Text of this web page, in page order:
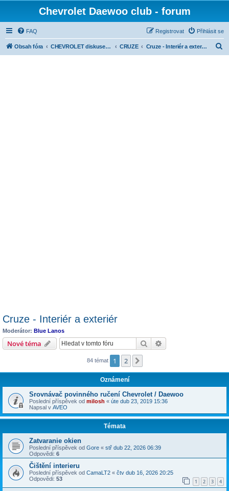
Chevrolet Daewoo club - forum
FAQ Přihlásit se
Registrovat
Obsah fóra CHEVROLET diskuse dle modelů CRUZE Cruze - Interiér a exteriér
Cruze - Interiér a exteriér
Moderátor: Blue Lanos
Nové téma Hledat
84 témat 1 2
Oznámení
Srovnávač povinného ručení Chevrolet / Daewoo
Poslední příspěvek od milosh « úte dub 23, 2019 15:36
Napsal v AVEO
Témata
Zatvaranie okien
Poslední příspěvek od Gore « stř dub 22, 2026 06:39
Odpovědi: 6
Čištění interieru
Poslední příspěvek od CamaLT2 « čtv dub 16, 2026 20:25
Odpovědi: 53 1 2 3 4